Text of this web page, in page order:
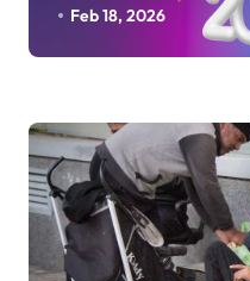
Feb 18, 2026